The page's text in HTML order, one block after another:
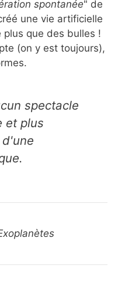
spontanée" de
une vie artificielle
que des bulles !
(on y est toujours),
spectacle
et plus